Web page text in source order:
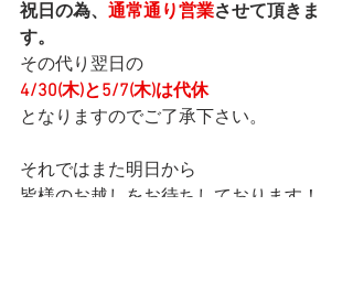
祝日の為、 通常通り営業させて頂きま
す。
その代り翌日の
4/30(木)と5/7(木)は代休
となりますのでご了承下さい。
それではまた明日から
皆様のお越しをお待ちしております！